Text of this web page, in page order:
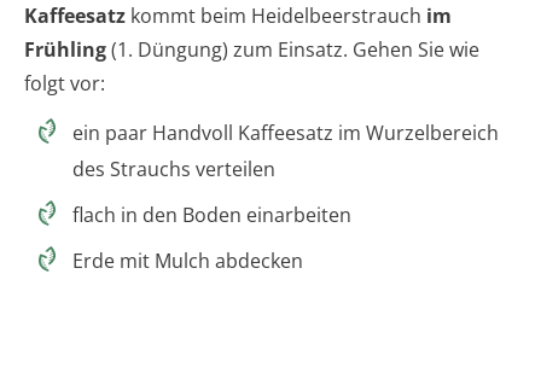
Kaffeesatz kommt beim Heidelbeerstrauch im
Frühling(1. Düngung) zum Einsatz. Gehen Sie wie
folgt vor:
ein paar Handvoll Kaffeesatz im Wurzelbereich
des Strauchs verteilen
flach in den Boden einarbeiten
Erde mit Mulch abdecken